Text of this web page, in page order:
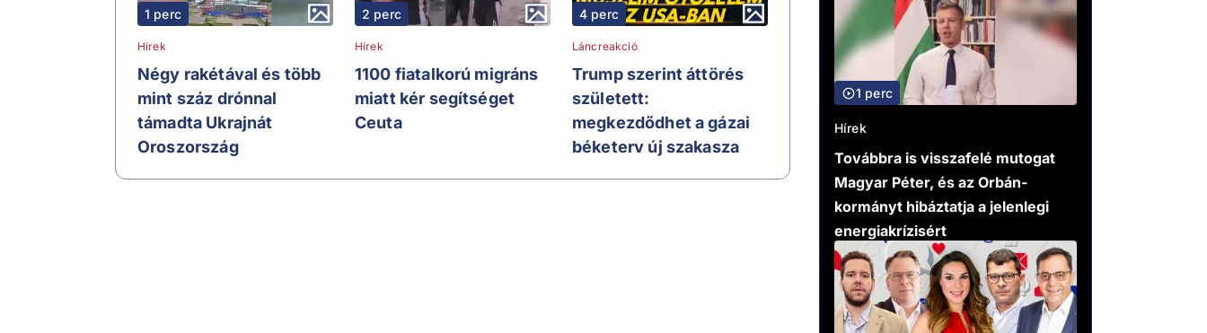
1 perc
Hírek
Négy rakétával és több
mint száz drónnal
támadta Ukrajnát
Oroszország
2 perc
Hírek
1100 fiatalkorú migráns
miatt kér segítséget
Ceuta
4 perc
Láncreakció
Trump szerint áttörés
született:
megkezdődhet a gázai
béketerv új szakasza
1 perc
Hírek
Továbbra is visszafelé mutogat
Magyar Péter, és az Orbán-
kormányt hibáztatja a jelenlegi
energiakrízisért